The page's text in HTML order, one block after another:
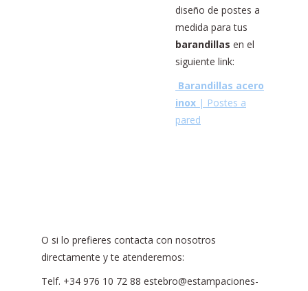
diseño de postes a
medida para tus
barandillas en el
siguiente link:
Barandillas acero
inox | Postes a
pared
O si lo prefieres contacta con nosotros
directamente y te atenderemos:
Telf. +34 976 10 72 88 estebro@estampaciones-